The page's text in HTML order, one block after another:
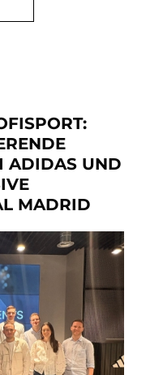
ADIDAS UND
MADRID